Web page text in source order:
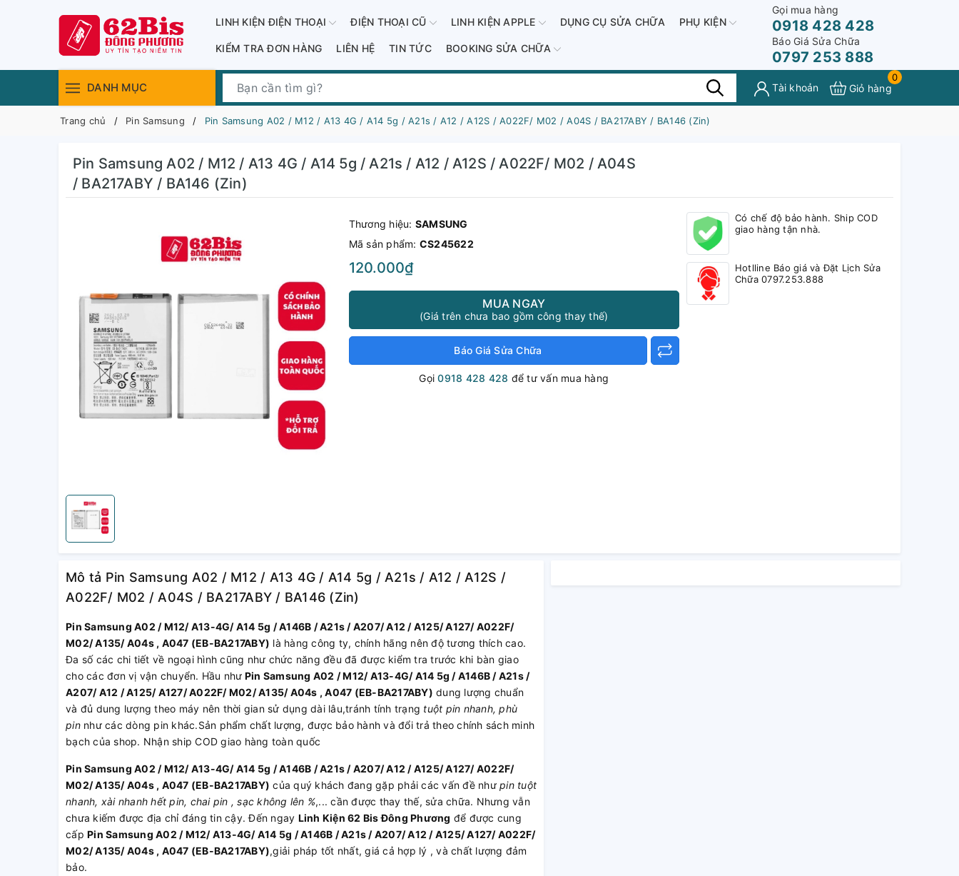
LINH KIỆN ĐIỆN THOẠI ĐIỆN THOẠI CŨ LINH KIỆN APPLE DỤNG CỤ SỬA CHỮA PHỤ KIỆN
KIỂM TRA ĐƠN HÀNG LIÊN HỆ TIN TỨC BOOKING SỬA CHỮA
Gọi mua hàng
0918 428 428
Báo Giá Sửa Chữa
0797 253 888
DANH MỤC Tài khoản
0
Giỏ hàng
Trang chủ Pin Samsung Pin Samsung A02 / M12 / A13 4G / A14 5g / A21s / A12 / A12S / A022F/ M02 / A04S / BA217ABY / BA146 (Zin)
Pin Samsung A02 / M12 / A13 4G / A14 5g / A21s / A12 / A12S / A022F/ M02 / A04S
/ BA217ABY / BA146 (Zin)
Thương hiệu: SAMSUNG
Mã sản phẩm: CS245622
120.000₫
MUA NGAY
(Giá trên chưa bao gồm công thay thế)
Báo Giá Sửa Chữa
Gọi0918 428 428 để tư vấn mua hàng
Có chế độ bảo hành. Ship COD
giao hàng tận nhà.
Hotlline Báo giá và Đặt Lịch Sửa
Chữa 0797.253.888
Mô tả Pin Samsung A02 / M12 / A13 4G / A14 5g / A21s / A12 / A12S /
A022F/ M02 / A04S / BA217ABY / BA146 (Zin)
Pin Samsung A02 / M12/ A13-4G/ A14 5g / A146B / A21s / A207/ A12 / A125/ A127/ A022F/
M02/ A135/ A04s , A047 (EB-BA217ABY) là hàng công ty, chính hãng nên độ tương thích cao.
Đa số các chi tiết về ngoại hình cũng như chức năng đều đã được kiểm tra trước khi bàn giao
cho các đơn vị vận chuyển. Hầu như Pin Samsung A02 / M12/ A13-4G/ A14 5g / A146B / A21s /
A207/ A12 / A125/ A127/ A022F/ M02/ A135/ A04s , A047 (EB-BA217ABY) dung lượng chuẩn
và đủ dung lượng theo máy nên thời gian sử dụng dài lâu,tránh tính trạng tuột pin nhanh, phù
pinnhư các dòng pin khác.Sản phẩm chất lượng, được bảo hành và đổi trả theo chính sách minh
bạch của shop. Nhận ship COD giao hàng toàn quốc
Pin Samsung A02 / M12/ A13-4G/ A14 5g / A146B / A21s / A207/ A12 / A125/ A127/ A022F/
M02/ A135/ A04s , A047 (EB-BA217ABY) của quý khách đang gặp phải các vấn đề như pin tuột
nhanh, xài nhanh hết pin, chai pin , sạc không lên %,... cần được thay thế, sửa chữa. Nhưng vẫn
chưa kiếm được địa chỉ đáng tin cậy. Đến ngay Linh Kiện 62 Bis Đông Phương để được cung
cấp Pin Samsung A02 / M12/ A13-4G/ A14 5g / A146B / A21s / A207/ A12 / A125/ A127/ A022F/
M02/ A135/ A04s , A047 (EB-BA217ABY),giải pháp tốt nhất, giá cả hợp lý , và chất lượng đảm
bảo.